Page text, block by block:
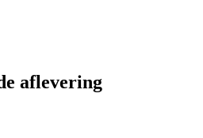
aflevering